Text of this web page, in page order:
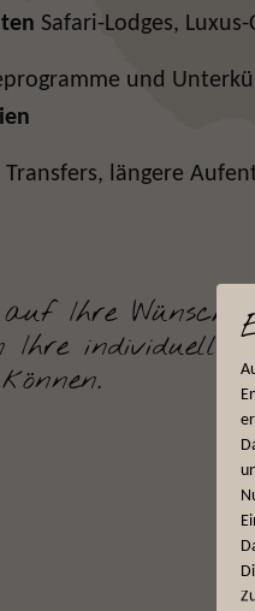
Safari-Lodges,
und
Transfers, längere
Ihre Wünsche
individuelle